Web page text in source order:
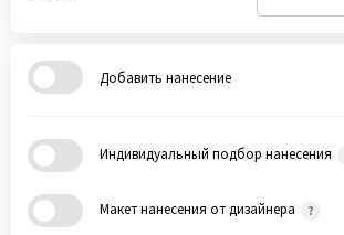
Добавить нанесение
Индивидуальный подбор нанесения
Макет нанесения от дизайнера